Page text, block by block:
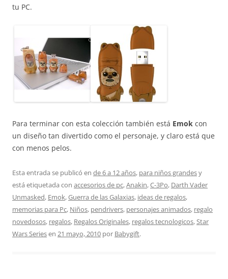
tu PC.
Para terminar con esta colección también está Emok con
un diseño tan divertido como el personaje, y claro está que
con menos pelos.
Esta entrada se publicó en de 6 a 12 años, para niños grandesy
está etiquetada con accesorios de pc,Anakin,C-3Po, Darth Vader
Unmasked, Emok,Guerra de las Galaxias, ideas de regalos,
memorias para Pc, Niños, pendrivers, personajes animados, regalo
novedosos, regalos, Regalos Originales, regalos tecnologicos,Star
Wars Seriesen 21 mayo, 2010 por Babygift.